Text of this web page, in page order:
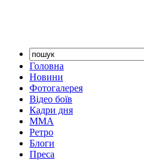
Головна
Новини
Фотогалерея
Відео боїв
Кадри дня
ММА
Ретро
Блоги
Преса